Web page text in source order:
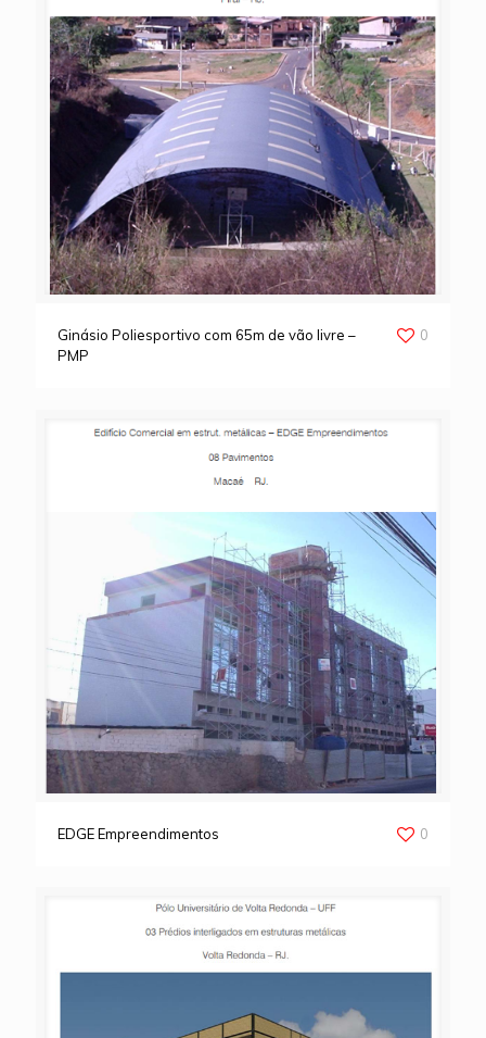
Ginásio Poliesportivo com 65m de vão livre –
PMP
0
EDGE Empreendimentos 0